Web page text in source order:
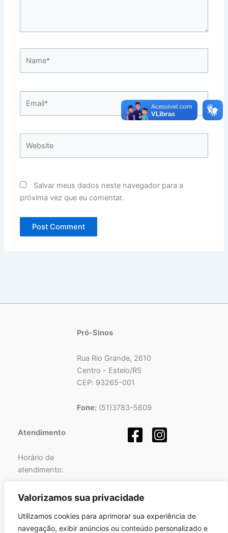
Valorizamos sua privacidade
Utilizamos cookies para aprimorar sua experiência de
navegação, exibir anúncios ou conteúdo personalizado e
Salvar meus dados neste navegador para a
próxima vez que eu comentar.
Pró-Sinos
Rua Rio Grande, 2610
Centro - Esteio/RS
CEP: 93265-001
Fone:(51)3783-5609
Atendimento
Horário de
atendimento:
Segunda a Sexta-feira
das13hàs17h.